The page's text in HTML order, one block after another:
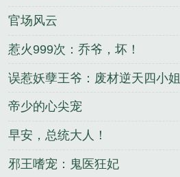
官场风云
惹火999次：乔爷，坏！
误惹妖孽王爷：废材逆天四小姐
帝少的心尖宠
早安，总统大人！
邪王嗜宠：鬼医狂妃